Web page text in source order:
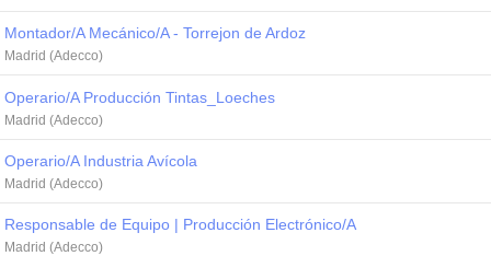
Montador/A Mecánico/A - Torrejon de Ardoz
Madrid (Adecco)
Operario/A Producción Tintas_Loeches
Madrid (Adecco)
Operario/A Industria Avícola
Madrid (Adecco)
Responsable de Equipo | Producción Electrónico/A
Madrid (Adecco)